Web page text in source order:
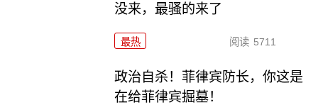
没来，最骚的来了
最热 阅读 5711
政治自杀！菲律宾防长，你这是
在给菲律宾掘墓！